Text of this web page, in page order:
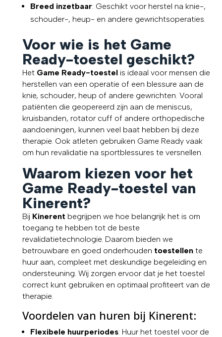
Breed inzetbaar: Geschikt voor herstel na knie-,
schouder-, heup- en andere gewrichtsoperaties.
Voor wie is het Game
Ready-toestel geschikt?
Het Game Ready-toestelis ideaal voor mensen die
herstellen van een operatie of een blessure aan de
knie, schouder, heup of andere gewrichten. Vooral
patiënten die geopereerd zijn aan de meniscus,
kruisbanden, rotator cuff of andere orthopedische
aandoeningen, kunnen veel baat hebben bij deze
therapie. Ook atleten gebruiken Game Ready vaak
om hun revalidatie na sportblessures te versnellen.
Waarom kiezen voor het
Game Ready-toestel van
Kinerent?
Bij Kinerent begrijpen we hoe belangrijk het is om
toegang te hebben tot de beste
revalidatietechnologie. Daarom bieden we
betrouwbare en goed onderhouden toestellente
huur aan, compleet met deskundige begeleiding en
ondersteuning. Wij zorgen ervoor dat je het toestel
correct kunt gebruiken en optimaal profiteert van de
therapie.
Voordelen van huren bij Kinerent:
Flexibele huurperiodes: Huur het toestel voor de